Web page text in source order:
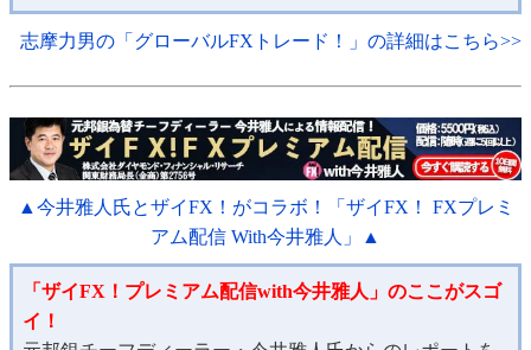
志摩力男の「グローバルFXトレード！」の詳細はこちら>>
▲今井雅人氏とザイFX！がコラボ！「ザイFX！ FXプレミ
アム配信 With今井雅人」▲
「ザイFX！プレミアム配信with今井雅人」のここがスゴ
イ！